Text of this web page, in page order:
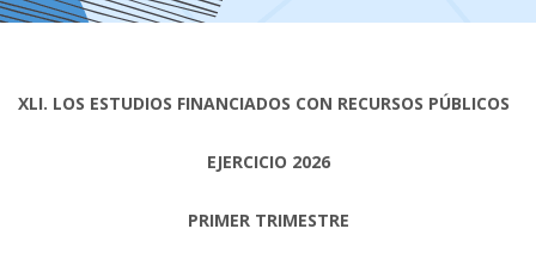
XLI. LOS ESTUDIOS FINANCIADOS CON RECURSOS PÚBLICOS
EJERCICIO 2026
PRIMER TRIMESTRE